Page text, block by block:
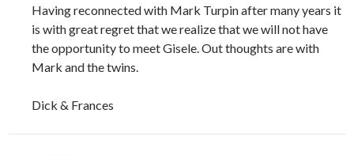
Having reconnected with Mark Turpin after many years it
is with great regret that we realize that we will not have
the opportunity to meet Gisele. Out thoughts are with
Mark and the twins.
Dick & Frances